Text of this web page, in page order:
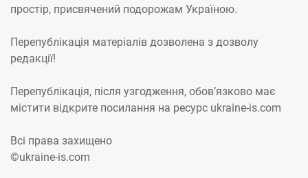
простір, присвячений подорожам Україною.
Перепублікація матеріалів дозволена з дозволу
редакції!
Перепублікація, після узгодження, обов’язково має
містити відкрите посилання на ресурс ukraine-is.com
Всі права захищено
©ukraine-is.com